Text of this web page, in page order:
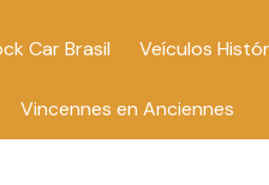
Car Brasil Veículos
Vincennes en Anciennes